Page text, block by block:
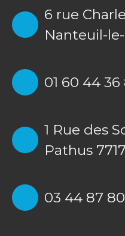
6 rue
Nanteuil-
01 60 44 36
1 Rue des
Pathus
03 44 87